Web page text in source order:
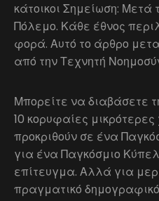
κάτοικοι Σημείωση: Μετά
Πόλεμο. Κάθε έθνος
φορά. Αυτό το άρθρο
από την Τεχνητή
Μπορείτε να διαβάσετε
10 κορυφαίες μικρότερες
προκριθούν σε ένα
για ένα Παγκόσμιο
επίτευγμα. Αλλά για
πραγματικό